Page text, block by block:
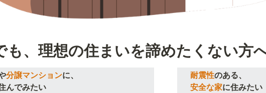
も、理想の住まいを諦めたくない方
分譲マンションに、
んでみたい
耐震性のある、
安全な家に住みたい